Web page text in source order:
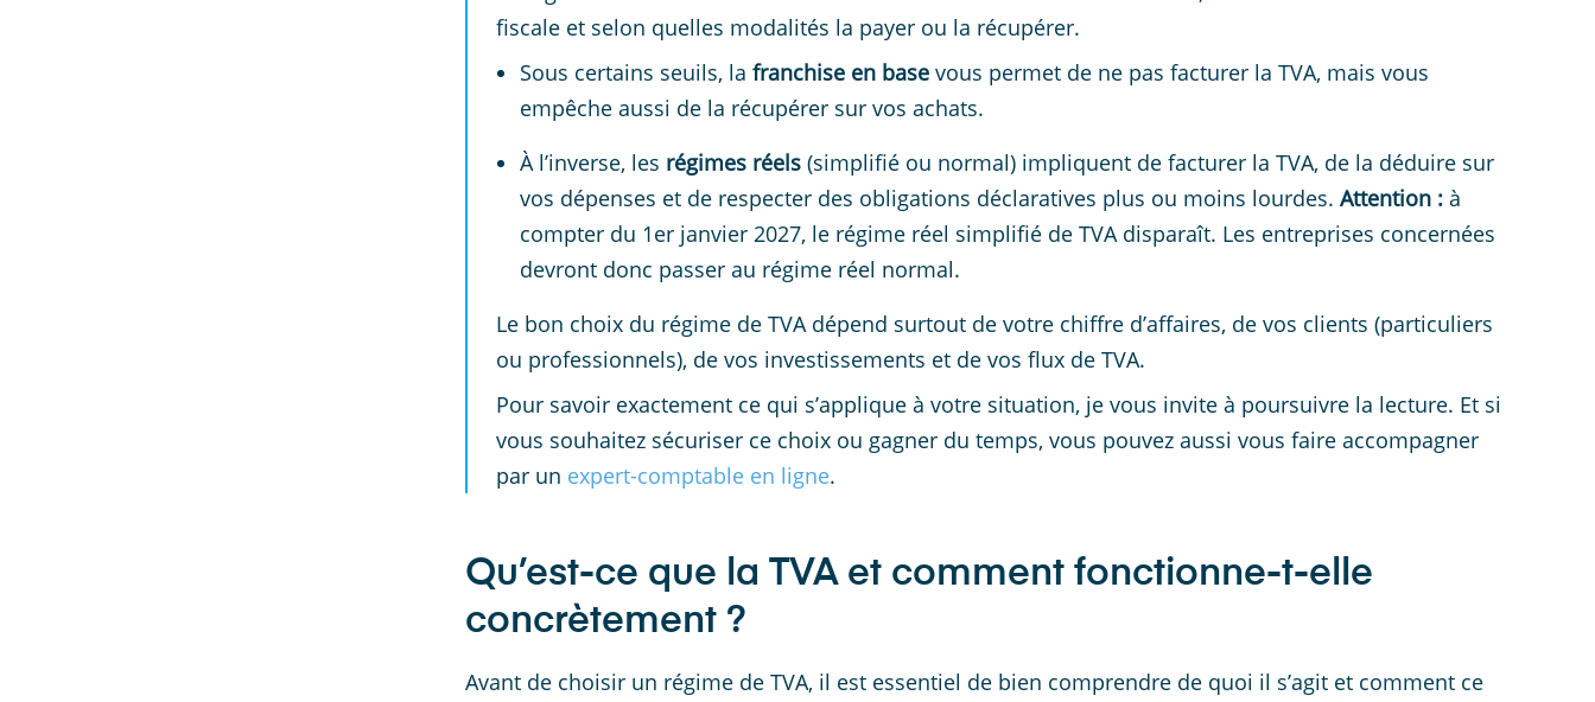
fiscale et selon quelles modalités la payer ou la récupérer.
Sous certains seuils, la franchise en base vous permet de ne pas facturer la TVA, mais vous
empêche aussi de la récupérer sur vos achats.
À l’inverse, les régimes réels (simplifié ou normal) impliquent de facturer la TVA, de la déduire sur
vos dépenses et de respecter des obligations déclaratives plus ou moins lourdes. Attention : à
compter du 1er janvier 2027, le régime réel simplifié de TVA disparaît. Les entreprises concernées
devront donc passer au régime réel normal.
Le bon choix du régime de TVA dépend surtout de votre chiffre d’affaires, de vos clients (particuliers
ou professionnels), de vos investissements et de vos flux de TVA.
Pour savoir exactement ce qui s’applique à votre situation, je vous invite à poursuivre la lecture. Et si
vous souhaitez sécuriser ce choix ou gagner du temps, vous pouvez aussi vous faire accompagner
par un expert-comptable en ligne.
Qu’est-ce que la TVA et comment fonctionne-t-elle
concrètement ?
Avant de choisir un régime de TVA, il est essentiel de bien comprendre de quoi il s’agit et comment ce